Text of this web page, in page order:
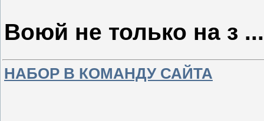
Воюй не только на з
НАБОР В КОМАНДУ САЙТА